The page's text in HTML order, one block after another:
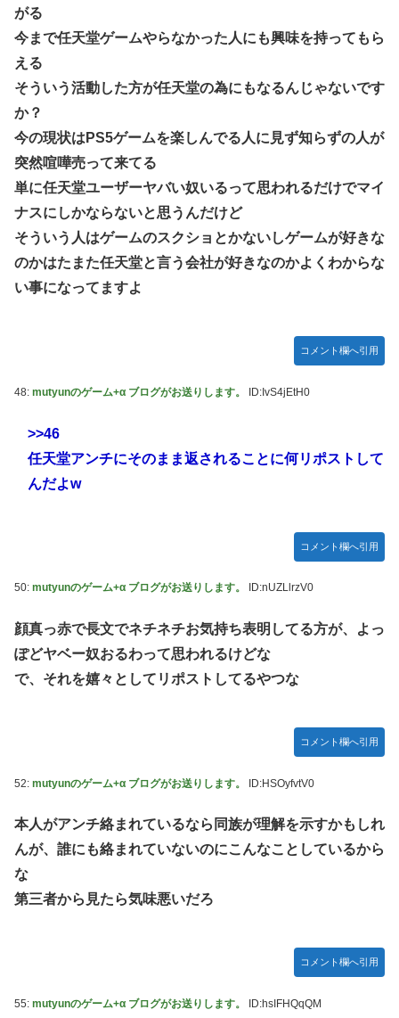
がる
今まで任天堂ゲームやらなかった人にも興味を持ってもら
える
そういう活動した方が任天堂の為にもなるんじゃないです
か？
今の現状はPS5ゲームを楽しんでる人に見ず知らずの人が
突然喧嘩売って来てる
単に任天堂ユーザーヤバい奴いるって思われるだけでマイ
ナスにしかならないと思うんだけど
そういう人はゲームのスクショとかないしゲームが好きな
のかはたまた任天堂と言う会社が好きなのかよくわからな
い事になってますよ
コメント欄へ引用
48: mutyunのゲーム+α ブログがお送りします。 ID:IvS4jEtH0
>>46
任天堂アンチにそのまま返されることに何リポストして
んだよw
コメント欄へ引用
50: mutyunのゲーム+α ブログがお送りします。 ID:nUZLlrzV0
顔真っ赤で長文でネチネチお気持ち表明してる方が、よっ
ぽどヤベー奴おるわって思われるけどな
で、それを嬉々としてリポストしてるやつな
コメント欄へ引用
52: mutyunのゲーム+α ブログがお送りします。 ID:HSOyfvtV0
本人がアンチ絡まれているなら同族が理解を示すかもしれ
んが、誰にも絡まれていないのにこんなことしているから
な
第三者から見たら気味悪いだろ
コメント欄へ引用
55: mutyunのゲーム+α ブログがお送りします。 ID:hsIFHQqQM